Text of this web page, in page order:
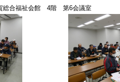
総合福祉会館 4階 第6会議室